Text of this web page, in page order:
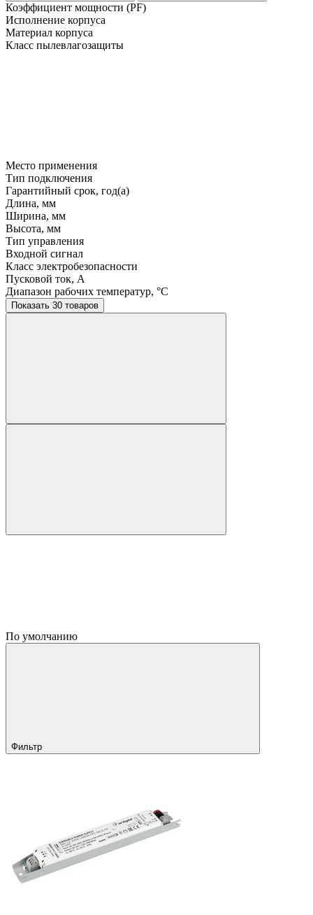
Коэффициент мощности (PF)
Исполнение корпуса
Материал корпуса
Класс пылевлагозащиты
Место применения
Тип подключения
Гарантийный срок, год(а)
Длина, мм
Ширина, мм
Высота, мм
Тип управления
Входной сигнал
Класс электробезопасности
Пусковой ток, A
Диапазон рабочих температур, °C
Показать 30 товаров
По умолчанию
Фильтр